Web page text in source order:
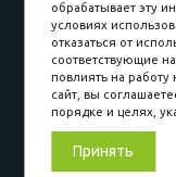
© 2015-
ИП Саворенко
обрабатывает эту
условиях
отказаться от
соответствующие
повлиять на работу
сайт, вы
порядке и целях,
Принять